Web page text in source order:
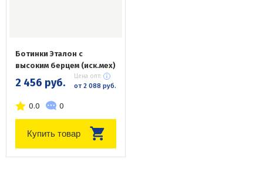
Ботинки Эталон с
высоким берцем (иск.мех)
2 456 руб. Цена опт:
от 2 088 руб.
0.0 0
Купить товар